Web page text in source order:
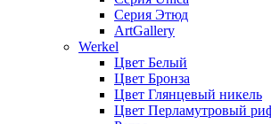
Серия Этюд
ArtGallery
Werkel
Цвет Белый
Цвет Бронза
Цвет Глянцевый никель
Цвет Перламутровый